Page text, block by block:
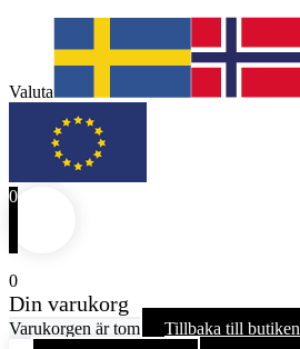
Valuta
0
0
Din varukorg
Varukorgen är tom Tillbaka till butiken